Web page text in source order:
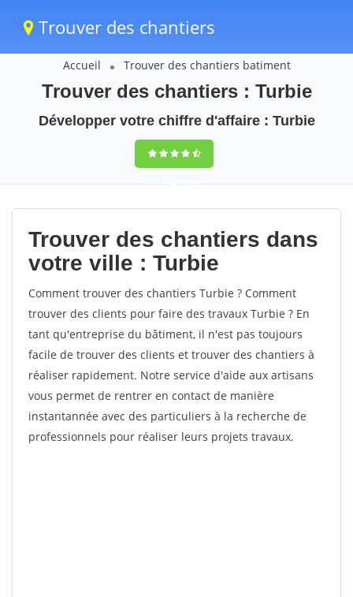
Trouver des chantiers
Accueil Trouver des chantiers batiment
Trouver des chantiers : Turbie
Développer votre chiffre d'affaire : Turbie
9,5(100%)60
votes
Trouver des chantiers dans
votre ville : Turbie
Comment trouver des chantiers Turbie ? Comment
trouver des clients pour faire des travaux Turbie ? En
tant qu'entreprise du bâtiment, il n'est pas toujours
facile de trouver des clients et trouver des chantiers à
réaliser rapidement. Notre service d'aide aux artisans
vous permet de rentrer en contact de manière
instantannée avec des particuliers à la recherche de
professionnels pour réaliser leurs projets travaux.